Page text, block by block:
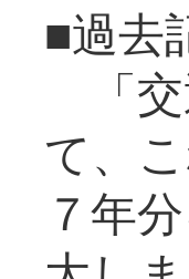
■過去
「交
て、
７年